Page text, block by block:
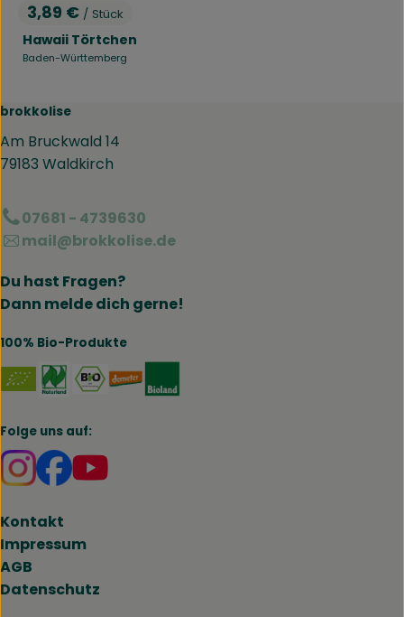
, Preis:
3,89 € / Stück
Hawaii Törtchen
, Herkunft:
Baden-Württemberg
brokkolise
Am Bruckwald 14
79183 Waldkirch
07681 - 4739630
mail@brokkolise.de
Du hast Fragen?
Dann melde dich gerne!
100% Bio-Produkte
Externer Link zu https://www.naturland.de/de/
Externer Link zu https://www.bmel.de/
Folge uns auf:
Externer Link zu https://www.instagram.com/
Externer Link zu https://www.facebook.com/
Kontakt
Impressum
AGB
Datenschutz